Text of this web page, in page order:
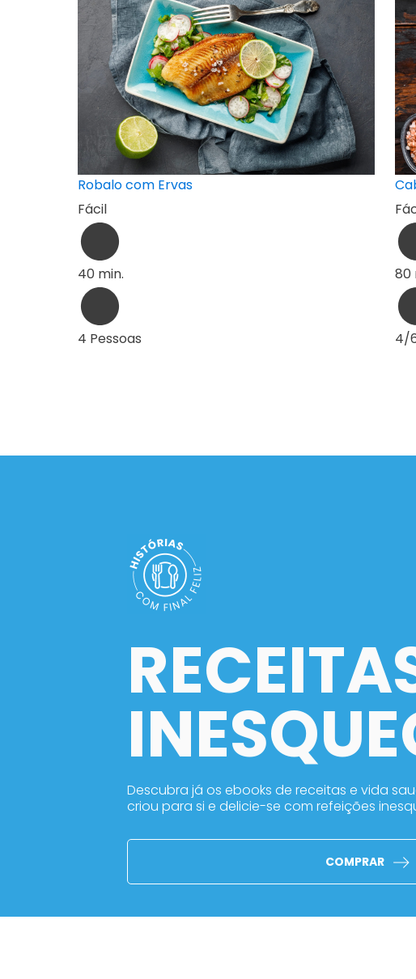
Robalo com Ervas
Fácil
40 min.
4 Pessoas
80
4/
Descubra já os ebooks de receitas e vida
criou para si e delicie-se com refeições
COMPRAR